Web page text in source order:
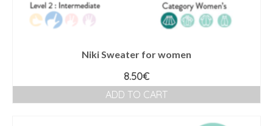
Niki Sweater for women
8.50€
ADD TO CART